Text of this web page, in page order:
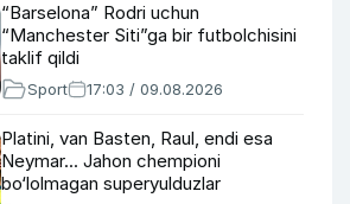
“Barselona” Rodri uchun
“Manchester Siti”ga bir futbolchisini
taklif qildi
Sport 17:03 / 09.08.2026
Platini, van Basten, Raul, endi esa
Neymar... Jahon chempioni
bo‘lolmagan superyulduzlar